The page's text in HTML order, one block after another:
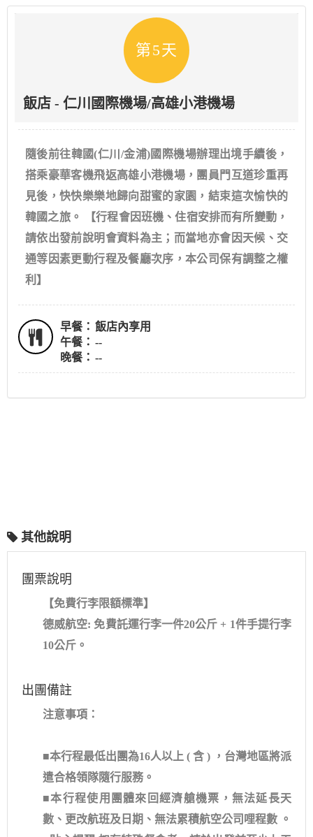
第5天
飯店 - 仁川國際機場/高雄小港機場
隨後前往韓國(仁川/金浦)國際機場辦理出境手續後，
搭乘豪華客機飛返高雄小港機場，團員門互道珍重再
見後，快快樂樂地歸向甜蜜的家園，結束這次愉快的
韓國之旅。 【行程會因班機、住宿安排而有所變動，
請依出發前說明會資料為主；而當地亦會因天候、交
通等因素更動行程及餐廳次序，本公司保有調整之權
利】
早餐： 飯店內享用
午餐： --
晚餐： --
其他說明
團票說明
【免費行李限額標準】
德威航空: 免費託運行李一件20公斤 + 1件手提行李
10公斤。
出團備註
注意事項：
■本行程最低出團為16人以上 ( 含 ) ，台灣地區將派
遣合格領隊隨行服務。
■本行程使用團體來回經濟艙機票，無法延長天
數、更改航班及日期、無法累積航空公司哩程數 。